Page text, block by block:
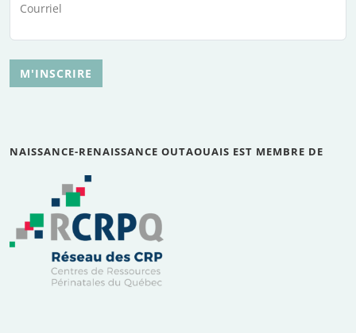
Courriel
M'INSCRIRE
NAISSANCE-RENAISSANCE OUTAOUAIS EST MEMBRE DE